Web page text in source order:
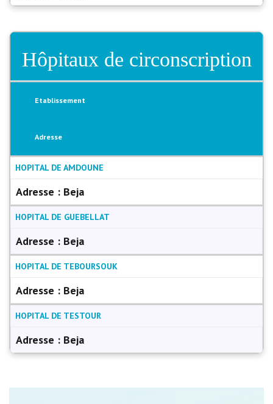
Hôpitaux de circonscription
Etablissement
Adresse
HOPITAL DE AMDOUNE
Adresse : Beja
HOPITAL DE GUEBELLAT
Adresse : Beja
HOPITAL DE TEBOURSOUK
Adresse : Beja
HOPITAL DE TESTOUR
Adresse : Beja